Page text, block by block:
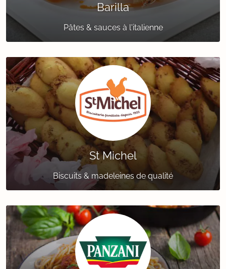
Barilla
Pâtes & sauces à l'italienne
St Michel
Biscuits & madeleines de qualité